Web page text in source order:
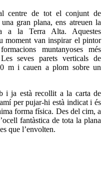
centre de tot el conjunt de
gran plana, ens atreuen la
a la Terra Alta. Aquestes
moment van inspirar el pintor
muntanyoses més
seves parets verticals de
m i cauen a plom sobre un
i ja està recollit a la carta de
per pujar-hi està indicat i és
forma física. Des del cim, a
fantàstica de tota la plana
que l’envolten.